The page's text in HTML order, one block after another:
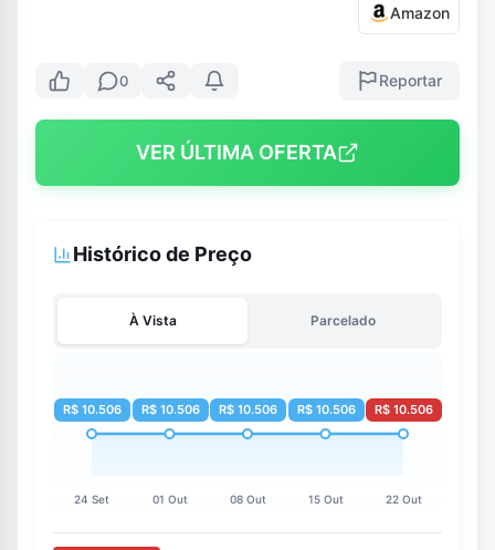
Amazon
0 Reportar
VER ÚLTIMA OFERTA
Histórico de Preço
À Vista Parcelado